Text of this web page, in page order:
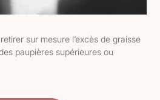
sur mesure l’excès de graisse
paupières supérieures ou